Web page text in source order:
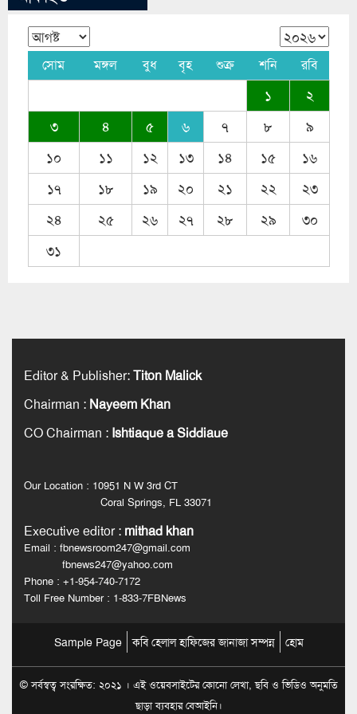
সোম মঙ্গল বুধ বৃহ শুক্র শনি রবি
১
২
৩
৪ ৫ ৬ ৭ ৮
৯
১০
১১ ১২ ১৩ ১৪ ১৫
১৬
১৭
১৮ ১৯ ২০ ২১ ২২
২৩
২৪
২৫ ২৬ ২৭ ২৮ ২৯
৩০
৩১
Editor & Publisher:Titon Malick
Chairman : Nayeem Khan
CO Chairman : Ishtiaque a Siddiaue
Our Location : 10951 N W 3rd CT
Coral Springs, FL 33071
Executive editor: mithad khan
Email : fbnewsroom247@gmail.com
fbnews247@yahoo.com
Phone : +1-954-740-7172
Toll Free Number : 1-833-7FBNews
Sample Page কবি হেলাল হাফিজের জানাজা সম্পন্ন হোম
© সর্বস্বত্ব সংরক্ষিত: ২০২১ । এই ওয়েবসাইটের কোনো লেখা, ছবি ও ভিডিও অনুমতি
ছাড়া ব্যবহার বেআইনি।